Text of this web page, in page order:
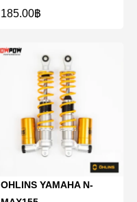
185.00฿
OHLINS YAMAHA N-